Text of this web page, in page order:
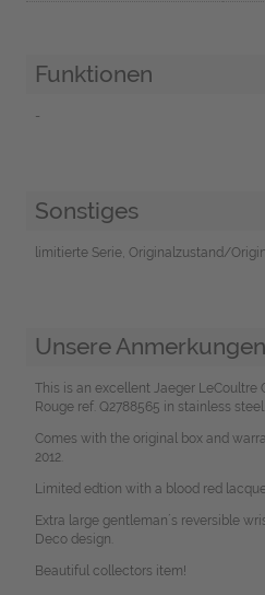
Funktionen
-
Sonstiges
limitierte Serie, Originalzustand/
Unsere Anmerkungen
This is an excellent Jaeger LeCoultre
Rouge ref. Q2788565 in stainless steel.
Comes with the original box and
2012.
Limited edtion with a blood red
Extra large gentleman´s reversible
Deco design.
Beautiful collectors item!